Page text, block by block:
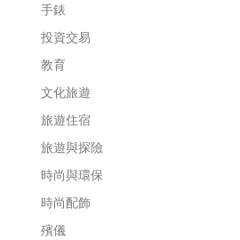
手錶
投資交易
教育
文化旅遊
旅遊住宿
旅遊與探險
時尚與環保
時尚配飾
殯儀